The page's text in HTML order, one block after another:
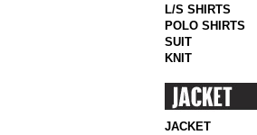
L/S SHIRTS
POLO SHIRTS
SUIT
KNIT
JACKET